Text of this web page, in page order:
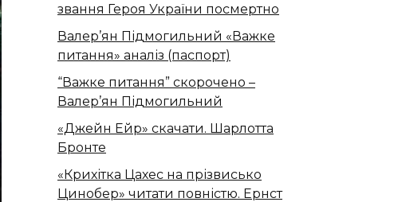
звання Героя України посмертно
Валер’ян Підмогильний «Важке
питання» аналіз (паспорт)
“Важке питання” скорочено –
Валер’ян Підмогильний
«Джейн Ейр» скачати. Шарлотта
Бронте
«Крихітка Цахес на прізвисько
Цинобер» читати повністю. Ернст